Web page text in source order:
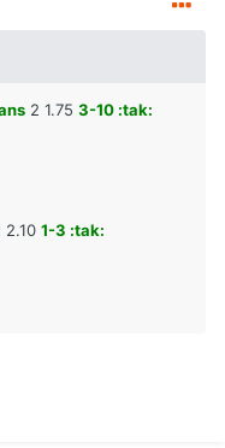
2 1.75 3-10 :tak:
2.10 1-3 :tak: